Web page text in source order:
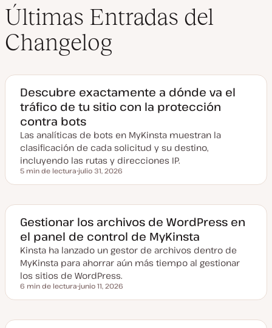
Últimas Entradas del
Changelog
Descubre exactamente a dónde va el
tráfico de tu sitio con la protección
contra bots
Las analíticas de bots en MyKinsta muestran la
clasificación de cada solicitud y su destino,
incluyendo las rutas y direcciones IP.
Tiempo de lectura
5 min de lectura
e
h
a
c
t
u
a
i
z
a
d
julio 31, 2026
Gestionar los archivos de WordPress en
el panel de control de MyKinsta
Kinsta ha lanzado un gestor de archivos dentro de
MyKinsta para ahorrar aún más tiempo al gestionar
los sitios de WordPress.
Tiempo de lectura
6 min de lectura
e
h
junio 11, 2026